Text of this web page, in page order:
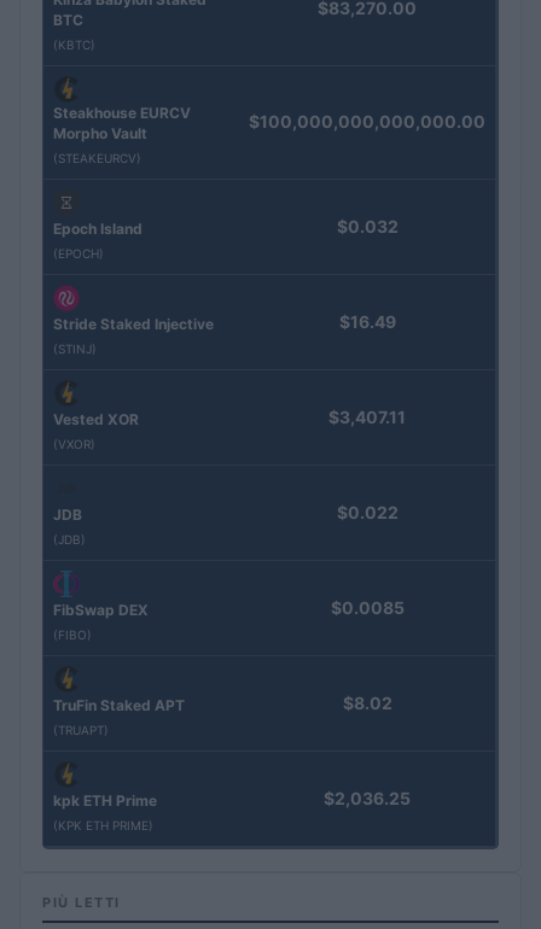
BTC
(KBTC)
$83,270.00
Steakhouse EURCV
Morpho Vault
(STEAKEURCV)
$100,000,000,000,000.00
Epoch Island
(EPOCH)
$0.032
Stride Staked Injective
(STINJ)
$16.49
Vested XOR
(VXOR)
$3,407.11
JDB
(JDB)
$0.022
FibSwap DEX
(FIBO)
$0.0085
TruFin Staked APT
(TRUAPT)
$8.02
kpk ETH Prime
(KPK ETH PRIME)
$2,036.25
PIÙ LETTI